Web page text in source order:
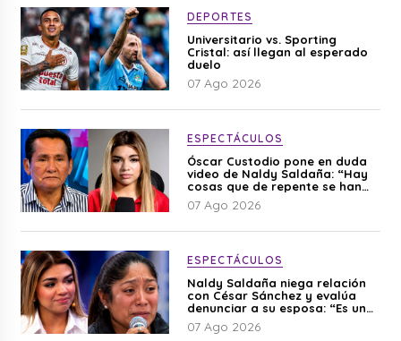
DEPORTES
Universitario vs. Sporting
Cristal: así llegan al esperado
duelo
07 Ago 2026
ESPECTÁCULOS
Óscar Custodio pone en duda
video de Naldy Saldaña: “Hay
cosas que de repente se han
editado”
07 Ago 2026
ESPECTÁCULOS
Naldy Saldaña niega relación
con César Sánchez y evalúa
denunciar a su esposa: “Es una
difamación”
07 Ago 2026